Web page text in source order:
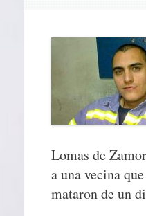
Lomas de
a una vecina
mataron de un